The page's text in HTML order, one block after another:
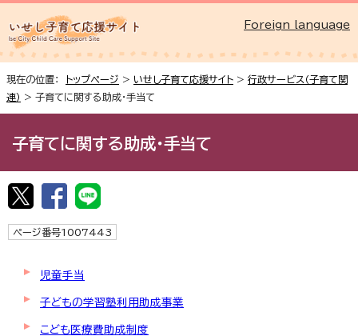
Foreign language
現在の位置： トップページ > いせし子育て応援サイト > 行政サービス（子育て関
連） > 子育てに関する助成・手当て
子育てに関する助成・手当て
ページ番号1007443
児童手当
子どもの学習塾利用助成事業
こども医療費助成制度